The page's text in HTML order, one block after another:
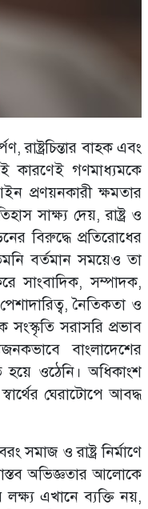
বাহক এবং
কারণেই গণমাধ্যমকে
আইন প্রণয়নকারী ক্ষমতার
সাক্ষ্য দেয়, রাষ্ট্র ও
বিরুদ্ধে প্রতিরোধের
বর্তমান সময়েও তা
সাংবাদিক, সম্পাদক,
নৈতিকতা ও
সরাসরি প্রভাব
বাংলাদেশের
হয়ে ওঠেনি। অধিকাংশ
ঘেরাটোপে আবদ্ধ
ও রাষ্ট্র নির্মাণে
অভিজ্ঞতার আলোকে
এখানে ব্যক্তি নয়,